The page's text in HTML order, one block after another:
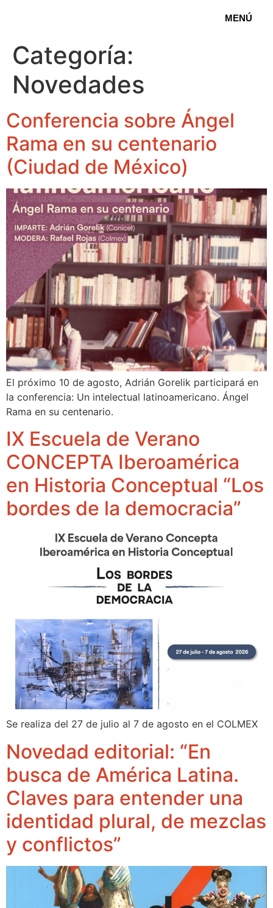
MENÚ
Categoría:
Novedades
Conferencia sobre Ángel
Rama en su centenario
(Ciudad de México)
El próximo 10 de agosto, Adrián Gorelik participará en
la conferencia: Un intelectual latinoamericano. Ángel
Rama en su centenario.
IX Escuela de Verano
CONCEPTA Iberoamérica
en Historia Conceptual “Los
bordes de la democracia”
Se realiza del 27 de julio al 7 de agosto en el COLMEX
Novedad editorial: “En
busca de América Latina.
Claves para entender una
identidad plural, de mezclas
y conflictos”